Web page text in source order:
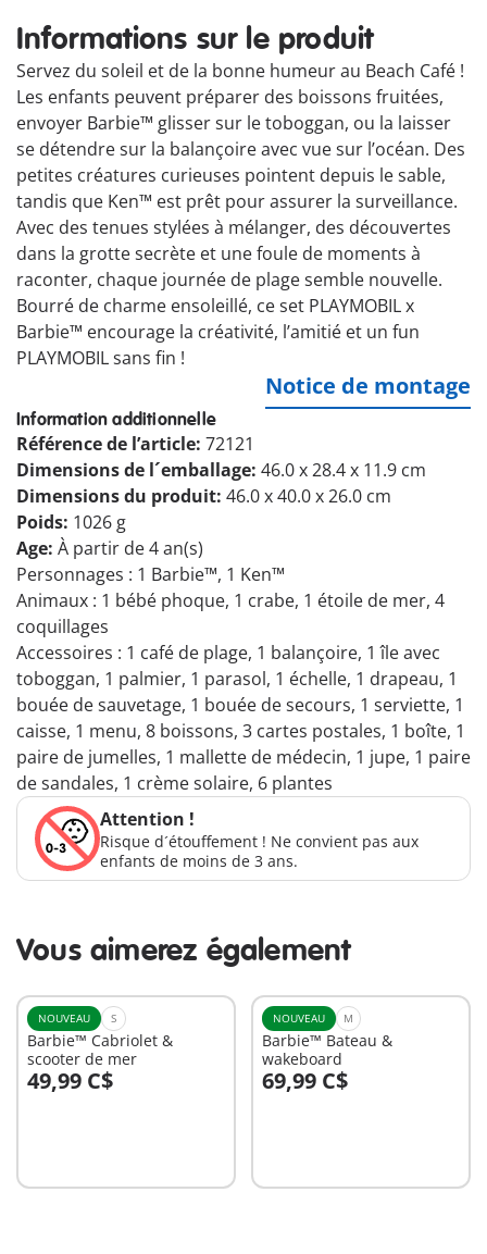
Informations sur le produit
Servez du soleil et de la bonne humeur au Beach Café !
Les enfants peuvent préparer des boissons fruitées,
envoyer Barbie™ glisser sur le toboggan, ou la laisser
se détendre sur la balançoire avec vue sur l’océan. Des
petites créatures curieuses pointent depuis le sable,
tandis que Ken™ est prêt pour assurer la surveillance.
Avec des tenues stylées à mélanger, des découvertes
dans la grotte secrète et une foule de moments à
raconter, chaque journée de plage semble nouvelle.
Bourré de charme ensoleillé, ce set PLAYMOBIL x
Barbie™ encourage la créativité, l’amitié et un fun
PLAYMOBIL sans fin !
Notice de montage
Information additionnelle
Référence de l’article: 72121
Dimensions de l´emballage: 46.0 x 28.4 x 11.9 cm
Dimensions du produit: 46.0 x 40.0 x 26.0 cm
Poids: 1026 g
Age: À partir de 4 an(s)
Personnages : 1 Barbie™, 1 Ken™
Animaux : 1 bébé phoque, 1 crabe, 1 étoile de mer, 4
coquillages
Accessoires : 1 café de plage, 1 balançoire, 1 île avec
toboggan, 1 palmier, 1 parasol, 1 échelle, 1 drapeau, 1
bouée de sauvetage, 1 bouée de secours, 1 serviette, 1
caisse, 1 menu, 8 boissons, 3 cartes postales, 1 boîte, 1
paire de jumelles, 1 mallette de médecin, 1 jupe, 1 paire
de sandales, 1 crème solaire, 6 plantes
Attention !
Risque d´étouffement ! Ne convient pas aux
enfants de moins de 3 ans.
Vous aimerez également
NOUVEAU S
Barbie™ Cabriolet &
scooter de mer
49,99 C$
Au panier
NOUVEAU M
Barbie™ Bateau &
wakeboard
69,99 C$
Au panier